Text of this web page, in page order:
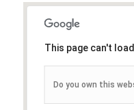
This page can't
Do you own this